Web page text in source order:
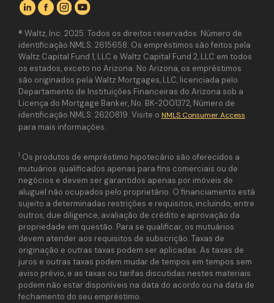
® Waltz, Inc. 2025. Todos os direitos reservados. Número de
identificação NMLS: 2615658. Os empréstimos são feitos pela
Waltz Capital Fund 1, LLC e Waltz Capital Fund 2, LLC em todos
os estados, exceto no Arizona. No Arizona, os empréstimos
são originados pela Waltz Mortgages, LLC, licenciada pelo
Departamento de Instituições Financeiras do Arizona sob a
Licença do Mortgage Banker, No. BK-2001372, Número de
identificação NMLS: 2620819. Visite o NMLS Consumer Access
para mais informações.
1 Os produtos de empréstimo hipotecário são oferecidos a
mutuários qualificados apenas para fins comerciais ou de
negócios e devem ser garantidos apenas por imóveis de
aluguel não ocupados pelo proprietário. O financiamento está
sujeito a determinadas restrições e requisitos, incluindo, entre
outros, due diligence, avaliação de crédito e aprovação da
propriedade em questão. Para se qualificar, os mutuários
devem atender aos requisitos de subscrição. Taxas de
originação e outras taxas podem ser aplicadas. As taxas de
juros e outras taxas podem mudar de tempos em tempos sem
aviso prévio, e as taxas ou tarifas discutidas nestes materiais
podem não estar disponíveis na data do acordo ou na data de
fechamento do seu empréstimo.